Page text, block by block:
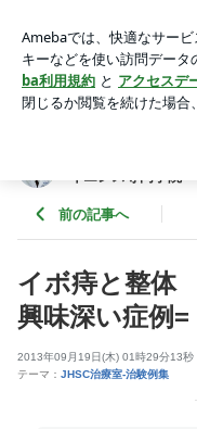
阪】 整体師養成校 ジ
室 = 公式ブログ
アプリをダウンロードし
ょう。
イエン
式ブログ
前の記事へ
イボ痔と整体
興味深い症
2013年09月19日(木) 01時29分13秒
テーマ： JHSC治療室-治験例集